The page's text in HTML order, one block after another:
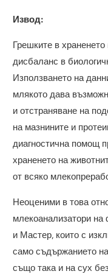
Извод:
Грешките в
дисбаланс в
Използването на
млякото дава
и отстраняване на
на мазнините и
диагностична помощ
храненето на
от всяко
Неоценими в това
млекоанализатори
и Мастер, които с
само съдържанието
също така и на сух